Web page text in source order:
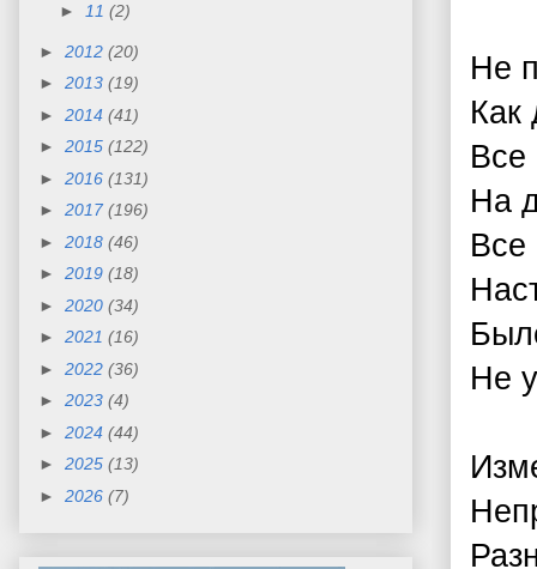
Не
Как
На
Не
►
11 (2)
► 2012 (20)
► 2013 (19)
► 2014 (41)
► 2015 (122)
► 2016 (131)
► 2017 (196)
► 2018 (46)
► 2019 (18)
► 2020 (34)
► 2021 (16)
► 2022 (36)
► 2023 (4)
► 2024 (44)
► 2025 (13)
► 2026 (7)